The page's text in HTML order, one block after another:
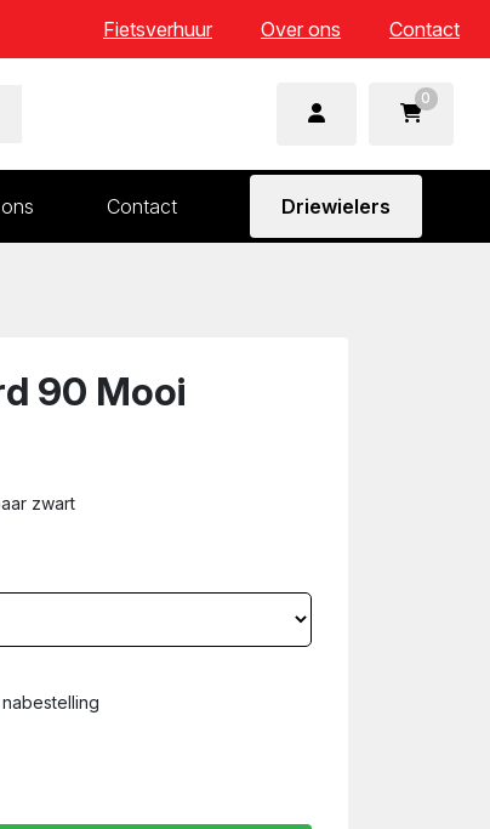
Fietsverhuur Over ons Contact
0
Contact Driewielers
90 Mooi
zwart